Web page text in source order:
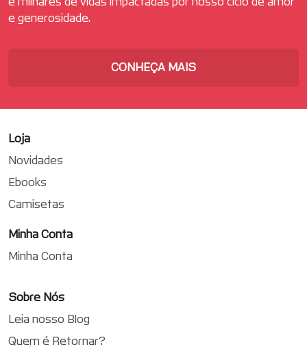
e generosidade.
CONHEÇA MAIS
Loja
Novidades
Ebooks
Camisetas
Minha Conta
Minha Conta
Sobre Nós
Leia nosso Blog
Quem é Retornar?